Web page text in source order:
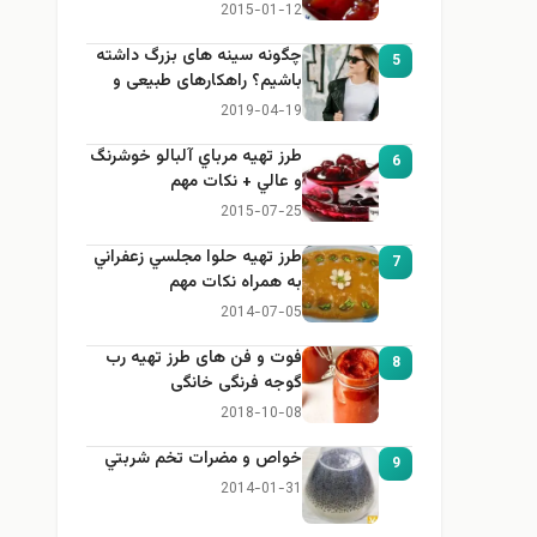
2015-01-12
5
چگونه سینه های بزرگ داشته
باشیم؟ راهکارهای طبیعی و
خانگی برای بزرگ کردن سینه
2019-04-19
6
طرز تهيه مرباي آلبالو خوشرنگ
و عالي + نكات مهم
2015-07-25
7
طرز تهيه حلوا مجلسي زعفراني
به همراه نكات مهم
2014-07-05
8
فوت و فن های طرز تهیه رب
گوجه فرنگی خانگی
2018-10-08
9 خواص و مضرات تخم شربتي
2014-01-31